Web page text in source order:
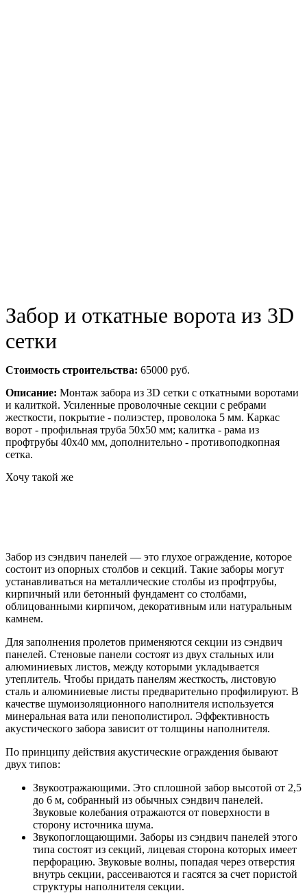
Забор и откатные ворота из 3D
сетки
Стоимость строительства: 65000 руб.
Описание: Монтаж забора из 3D сетки с откатными воротами
и калиткой. Усиленные проволочные секции с ребрами
жесткости, покрытие - полиэстер, проволока 5 мм. Каркас
ворот - профильная труба 50х50 мм; калитка - рама из
профтрубы 40х40 мм, дополнительно - противоподкопная
сетка.
Хочу такой же
Забор из сэндвич панелей — это глухое ограждение, которое
состоит из опорных столбов и секций. Такие заборы могут
устанавливаться на металлические столбы из профтрубы,
кирпичный или бетонный фундамент со столбами,
облицованными кирпичом, декоративным или натуральным
камнем.
Для заполнения пролетов применяются секции из сэндвич
панелей. Стеновые панели состоят из двух стальных или
алюминиевых листов, между которыми укладывается
утеплитель. Чтобы придать панелям жесткость, листовую
сталь и алюминиевые листы предварительно профилируют. В
качестве шумоизоляционного наполнителя используется
минеральная вата или пенополистирол. Эффективность
акустического забора зависит от толщины наполнителя.
По принципу действия акустические ограждения бывают
двух типов:
Звукоотражающими. Это сплошной забор высотой от 2,5
до 6 м, собранный из обычных сэндвич панелей.
Звуковые колебания отражаются от поверхности в
сторону источника шума.
Звукопоглощающими. Заборы из сэндвич панелей этого
типа состоят из секций, лицевая сторона которых имеет
перфорацию. Звуковые волны, попадая через отверстия
внутрь секции, рассеиваются и гасятся за счет пористой
структуры наполнителя секции.